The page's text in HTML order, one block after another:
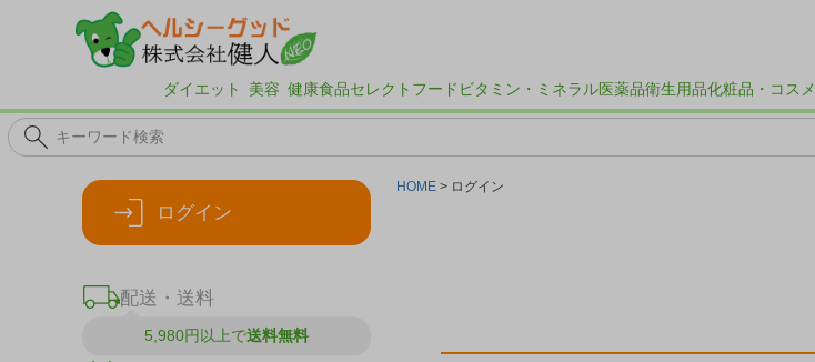
ダイエット 美容 健康食品セレクトフード ビタミン・ミネラル医薬品衛生用品化粧品・コスメ
ログイン
配送・送料
5,980円以上で送料無料
HOME ログイン